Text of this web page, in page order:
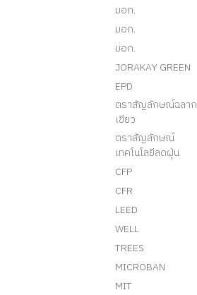
มอก.
มอก.
มอก.
JORAKAY GREEN
EPD
ตราสัญลักษณ์ฉลาก
เขียว
ตราสัญลักษณ์
เทคโนโลยีลดฝุ่น
CFP
CFR
LEED
WELL
TREES
MICROBAN
MIT